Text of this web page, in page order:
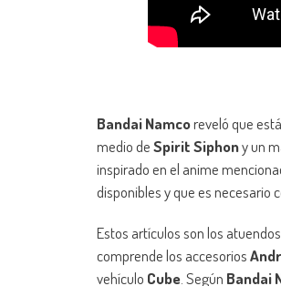
Bandai Namcoreveló que
medio deSpirit Siphony un
inspirado en el anime
disponibles y que es necesario
Estos artículos son los atuendos
comprende los accesorios
vehículo Cube. Según Bandai